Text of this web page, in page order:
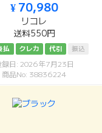
¥ 70,980
リコレ
送料550円
払 クレカ 代引 振込
録日: 2026年7月23日
商品No: 38836224